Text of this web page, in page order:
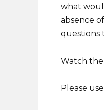
what
absence
questions
Watch
Please